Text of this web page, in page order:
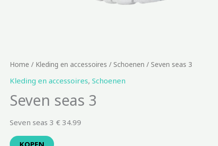
Home / Kleding en accessoires / Schoenen / Seven seas 3
Kleding en accessoires, Schoenen
Seven seas 3
Seven seas 3 € 34.99
KOPEN